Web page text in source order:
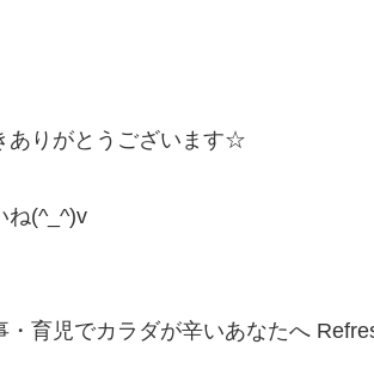
ありがとうございます☆
ね(^_^)v
育児でカラダが辛いあなたへ